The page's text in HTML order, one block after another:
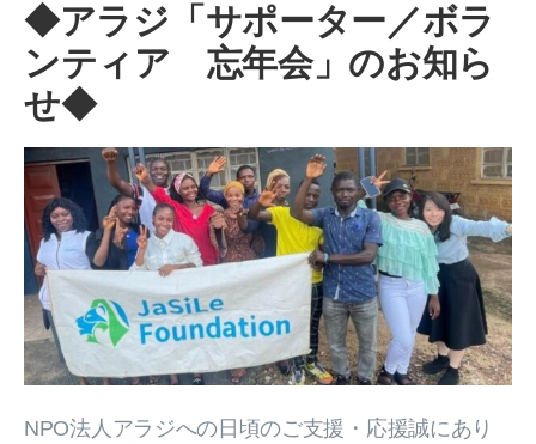
◆アラジ「サポーター／ボラ
ンティア 忘年会」のお知ら
せ◆
NPO法人アラジへの日頃のご支援・応援誠にあり